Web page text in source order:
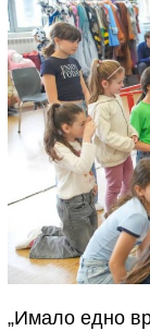
„Имало едно